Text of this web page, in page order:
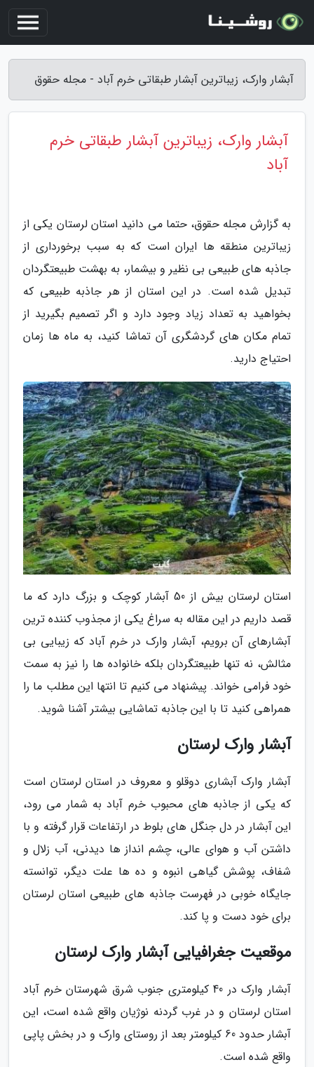
آبشار وارک، زیباترین آبشار طبقاتی خرم آباد - مجله حقوق
آبشار وارک، زیباترین آبشار طبقاتی خرم
آباد
به گزارش مجله حقوق، حتما می دانید استان لرستان یکی از
زیباترین منطقه ها ایران است که به سبب برخورداری از
جاذبه های طبیعی بی نظیر و بیشمار، به بهشت طبیعتگردان
تبدیل شده است. در این استان از هر جاذبه طبیعی که
بخواهید به تعداد زیاد وجود دارد و اگر تصمیم بگیرید از
تمام مکان های گردشگری آن تماشا کنید، به ماه ها زمان
احتیاج دارید.
استان لرستان بیش از 50 آبشار کوچک و بزرگ دارد که ما
قصد داریم در این مقاله به سراغ یکی از مجذوب کننده ترین
آبشارهای آن برویم، آبشار وارک در خرم آباد که زیبایی بی
مثالش، نه تنها طبیعتگردان بلکه خانواده ها را نیز به سمت
خود فرامی خواند. پیشنهاد می کنیم تا انتها این مطلب ما را
همراهی کنید تا با این جاذبه تماشایی بیشتر آشنا شوید.
آبشار وارک لرستان
آبشار وارک آبشاری دوقلو و معروف در استان لرستان است
که یکی از جاذبه های محبوب خرم آباد به شمار می رود،
این آبشار در دل جنگل های بلوط در ارتفاعات قرار گرفته و با
داشتن آب و هوای عالی، چشم انداز ها دیدنی، آب زلال و
شفاف، پوشش گیاهی انبوه و ده ها علت دیگر، توانسته
جایگاه خوبی در فهرست جاذبه های طبیعی استان لرستان
برای خود دست و پا کند.
موقعیت جغرافیایی آبشار وارک لرستان
آبشار وارک در 40 کیلومتری جنوب شرق شهرستان خرم آباد
استان لرستان و در غرب گردنه نوژیان واقع شده است، این
آبشار حدود 60 کیلومتر بعد از روستای وارک و در بخش پاپی
واقع شده است.